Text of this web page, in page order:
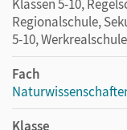
erfolgreichen
Hinweis:
Der Koffer enthält
Laser-Ray-Box. Sie
Klassen 5-10,
Regionalschule,
5-10, Werkrealschule
Fach
Klasse